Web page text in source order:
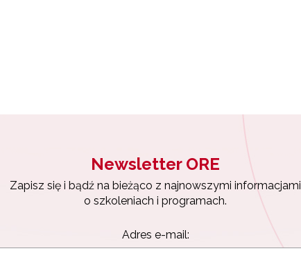
Newsletter ORE
Zapisz się i bądź na bieżąco z najnowszymi informacjami
o szkoleniach i programach.
Adres e-mail: